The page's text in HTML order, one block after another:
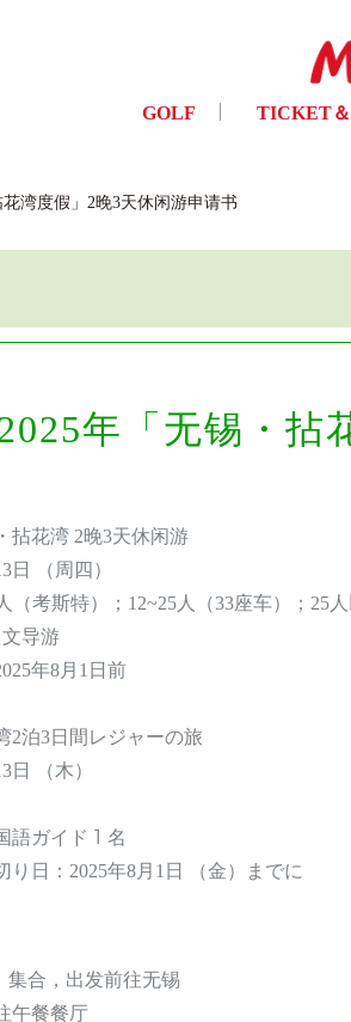
GOLF TICKET
花湾度假」2晚3天休闲游申请书
2025年「无锡・拈
拈花湾 2晚3天休闲游
日 （周四）
（考斯特）；12~25人（33座车）；25人
文导游
年8月1日前
2泊3日間レジャーの旅
日 （木）
語ガイド１名
り日：2025年8月1日 （金）までに
集合，出发前往无锡
午餐餐厅